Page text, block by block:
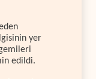
yer
edildi.